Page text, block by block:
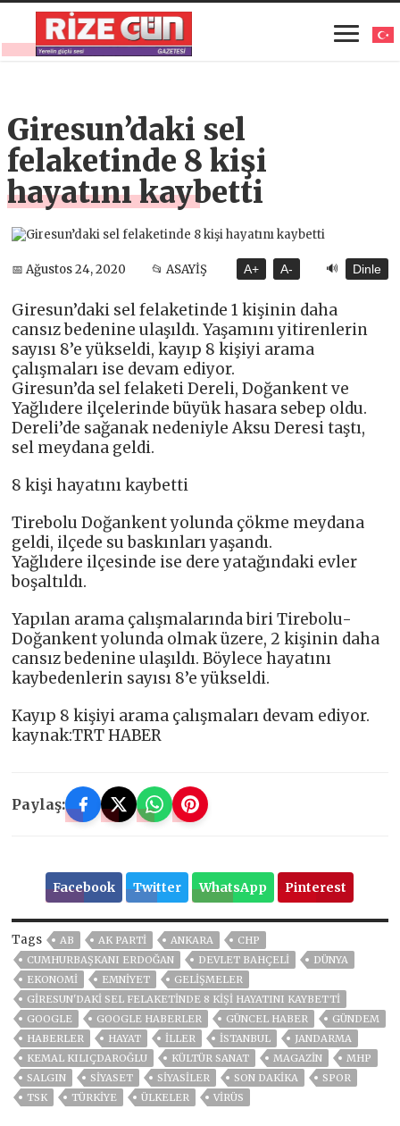
Giresun’daki sel
felaketinde 8 kişi
hayatını kaybetti
📅 Ağustos 24, 2020 📂 ASAYİŞ A+ A- 🔊 Dinle
Giresun’daki sel felaketinde 1 kişinin daha
cansız bedenine ulaşıldı. Yaşamını yitirenlerin
sayısı 8’e yükseldi, kayıp 8 kişiyi arama
çalışmaları ise devam ediyor.
Giresun’da sel felaketi Dereli, Doğankent ve
Yağlıdere ilçelerinde büyük hasara sebep oldu.
Dereli’de sağanak nedeniyle Aksu Deresi taştı,
sel meydana geldi.
8 kişi hayatını kaybetti
Tirebolu Doğankent yolunda çökme meydana
geldi, ilçede su baskınları yaşandı.
Yağlıdere ilçesinde ise dere yatağındaki evler
boşaltıldı.
Yapılan arama çalışmalarında biri Tirebolu-
Doğankent yolunda olmak üzere, 2 kişinin daha
cansız bedenine ulaşıldı. Böylece hayatını
kaybedenlerin sayısı 8’e yükseldi.
Kayıp 8 kişiyi arama çalışmaları devam ediyor.
kaynak:TRT HABER
Paylaş:
Facebook Twitter WhatsApp Pinterest
Tags AB AK PARTİ ANKARA
CHP
CUMHURBAŞKANI ERDOĞAN
DEVLET BAHÇELİ
DÜNYA
EKONOMİ
EMNİYET
GELIŞMELER
GIRESUN'DAKI SEL FELAKETINDE 8 KIŞI HAYATINI KAYBETTI
GOOGLE
GOOGLE HABERLER GÜNCEL HABER
GÜNDEM
HABERLER
HAYAT İLLER ISTANBUL
JANDARMA
KEMAL KILIÇDAROĞLU
KÜLTÜR SANAT MAGAZİN
MHP
SALGIN
SİYASET SİYASİLER SON DAKIKA
SPOR
TSK
TÜRKİYE ÜLKELER VIRÜS